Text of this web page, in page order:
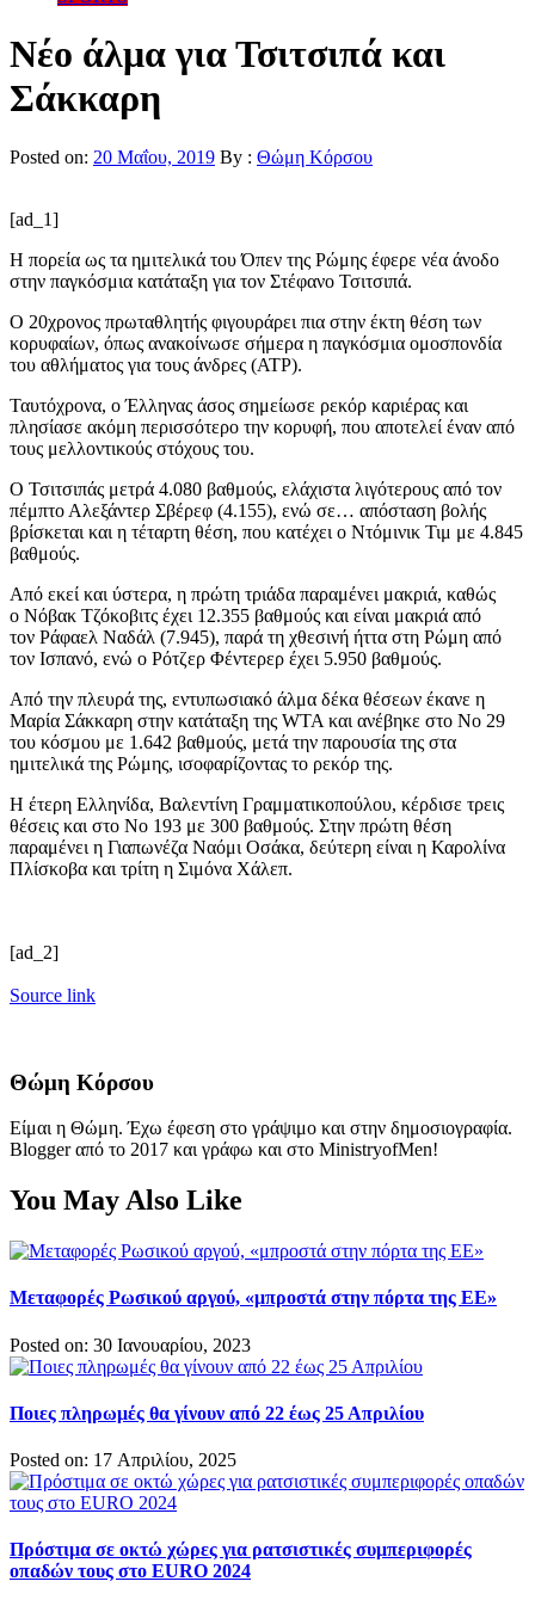
Νέο άλμα για Τσιτσιπά και
Σάκκαρη
Posted on: 20 Μαΐου, 2019 By : Θώμη Κόρσου
[ad_1]
Η πορεία ως τα ημιτελικά του Όπεν της Ρώμης έφερε νέα άνοδο
στην παγκόσμια κατάταξη για τον Στέφανο Τσιτσιπά.
Ο 20χρονος πρωταθλητής φιγουράρει πια στην έκτη θέση των
κορυφαίων, όπως ανακοίνωσε σήμερα η παγκόσμια ομοσπονδία
του αθλήματος για τους άνδρες (ATP).
Ταυτόχρονα, ο Έλληνας άσος σημείωσε ρεκόρ καριέρας και
πλησίασε ακόμη περισσότερο την κορυφή, που αποτελεί έναν από
τους μελλοντικούς στόχους του.
Ο Τσιτσιπάς μετρά 4.080 βαθμούς, ελάχιστα λιγότερους από τον
πέμπτο Αλεξάντερ Σβέρεφ (4.155), ενώ σε… απόσταση βολής
βρίσκεται και η τέταρτη θέση, που κατέχει ο Ντόμινικ Τιμ με 4.845
βαθμούς.
Από εκεί και ύστερα, η πρώτη τριάδα παραμένει μακριά, καθώς
ο Νόβακ Τζόκοβιτς έχει 12.355 βαθμούς και είναι μακριά από
τον Ράφαελ Ναδάλ (7.945), παρά τη χθεσινή ήττα στη Ρώμη από
τον Ισπανό, ενώ ο Ρότζερ Φέντερερ έχει 5.950 βαθμούς.
Από την πλευρά της, εντυπωσιακό άλμα δέκα θέσεων έκανε η
Μαρία Σάκκαρη στην κατάταξη της WTA και ανέβηκε στο Νο 29
του κόσμου με 1.642 βαθμούς, μετά την παρουσία της στα
ημιτελικά της Ρώμης, ισοφαρίζοντας το ρεκόρ της.
Η έτερη Ελληνίδα, Βαλεντίνη Γραμματικοπούλου, κέρδισε τρεις
θέσεις και στο Νο 193 με 300 βαθμούς. Στην πρώτη θέση
παραμένει η Γιαπωνέζα Ναόμι Οσάκα, δεύτερη είναι η Καρολίνα
Πλίσκοβα και τρίτη η Σιμόνα Χάλεπ.
[ad_2]
Source link
Θώμη Κόρσου
Είμαι η Θώμη. Έχω έφεση στο γράψιμο και στην δημοσιογραφία.
Blogger από το 2017 και γράφω και στο MinistryofMen!
You May Also Like
Μεταφορές Ρωσικού αργού, «μπροστά στην πόρτα της ΕΕ»
Posted on: 30 Ιανουαρίου, 2023
Ποιες πληρωμές θα γίνουν από 22 έως 25 Απριλίου
Posted on: 17 Απριλίου, 2025
Πρόστιμα σε οκτώ χώρες για ρατσιστικές συμπεριφορές
οπαδών τους στο EURO 2024